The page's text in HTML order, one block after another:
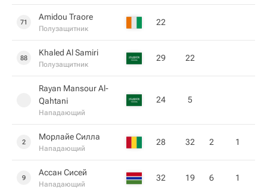
71
Amidou Traore
Полузащитник
22
88
Khaled Al Samiri
Полузащитник
29 22
Rayan Mansour Al-
Qahtani
Нападающий
24 5
2
Морлайе Силла
Нападающий
28 32 2 1
9
Ассан Сисей
Нападающий
32 19 6 1